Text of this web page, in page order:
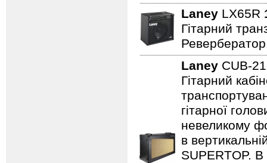
Laney LX65R
Гітарний
Laney CUB-
Гітарний
гітарної
невеликому
в
SUPERTOP. В